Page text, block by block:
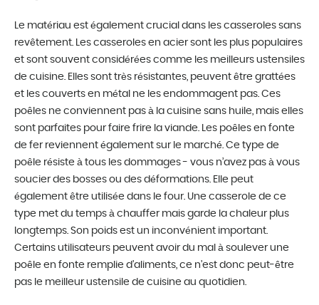
Le matériau est également crucial dans les casseroles sans
revêtement. Les casseroles en acier sont les plus populaires
et sont souvent considérées comme les meilleurs ustensiles
de cuisine. Elles sont très résistantes, peuvent être grattées
et les couverts en métal ne les endommagent pas. Ces
poêles ne conviennent pas à la cuisine sans huile, mais elles
sont parfaites pour faire frire la viande. Les poêles en fonte
de fer reviennent également sur le marché. Ce type de
poêle résiste à tous les dommages - vous n’avez pas à vous
soucier des bosses ou des déformations. Elle peut
également être utilisée dans le four. Une casserole de ce
type met du temps à chauffer mais garde la chaleur plus
longtemps. Son poids est un inconvénient important.
Certains utilisateurs peuvent avoir du mal à soulever une
poêle en fonte remplie d’aliments, ce n’est donc peut-être
pas le meilleur ustensile de cuisine au quotidien.